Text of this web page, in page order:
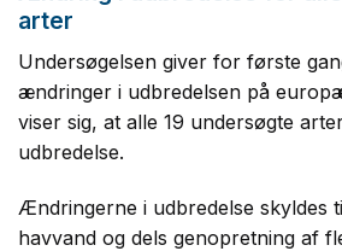
arter
Undersøgelsen giver for første
ændringer i udbredelsen på
viser sig, at alle 19 undersøgte
udbredelse.
Ændringerne i udbredelse skyldes
havvand og dels genopretning af